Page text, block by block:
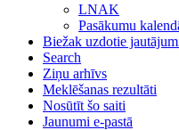
LNAK
Pasākumu
Biežak uzdotie
Search
Ziņu arhīvs
Meklēšanas rezultāti
Nosūtīt šo saiti
Jaunumi e-pastā